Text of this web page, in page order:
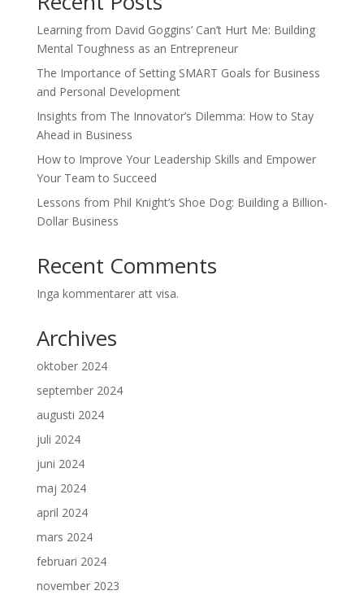
Learning from David Goggins’ Can’t Hurt Me: Building
Mental Toughness as an Entrepreneur
The Importance of Setting SMART Goals for Business
and Personal Development
Insights from The Innovator’s Dilemma: How to Stay
Ahead in Business
How to Improve Your Leadership Skills and Empower
Your Team to Succeed
Lessons from Phil Knight’s Shoe Dog: Building a Billion-
Dollar Business
Recent Comments
Inga kommentarer att visa.
Archives
oktober 2024
september 2024
augusti 2024
juli 2024
juni 2024
maj 2024
april 2024
mars 2024
februari 2024
november 2023